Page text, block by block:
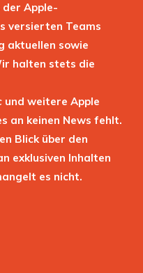
Apple-
versierten Teams
aktuellen sowie
halten stets die
und weitere Apple
an keinen News fehlt.
Blick über den
exklusiven Inhalten
es nicht.